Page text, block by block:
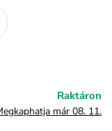
Raktáron
már 08. 11.